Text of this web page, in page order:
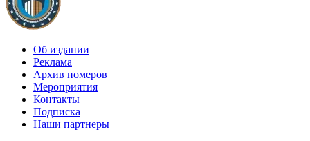
Об издании
Реклама
Архив номеров
Мероприятия
Контакты
Подписка
Наши партнеры